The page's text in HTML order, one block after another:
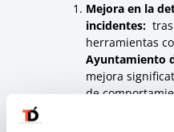
Mejora en la
incidentes:
herramientas
Ayuntamiento
mejora
de